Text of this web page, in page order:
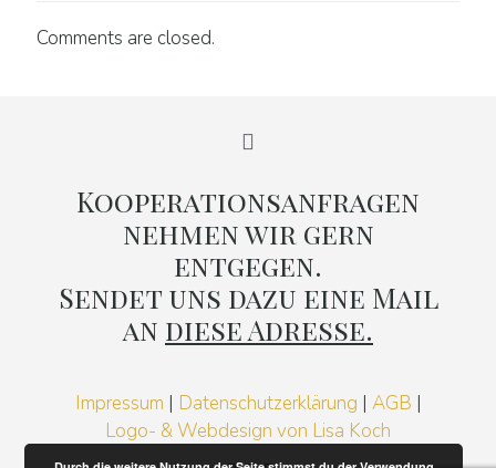
Comments are closed.
Kooperationsanfragen
nehmen wir gern
entgegen.
Sendet uns dazu eine Mail
an diese Adresse.
Impressum | Datenschutzerklärung | AGB |
Logo- & Webdesign von Lisa Koch